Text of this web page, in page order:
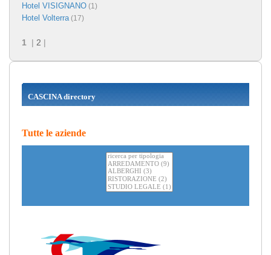
Hotel VISIGNANO (1)
Hotel Volterra(17)
1 | 2 |
CASCINA directory
Tutte le aziende